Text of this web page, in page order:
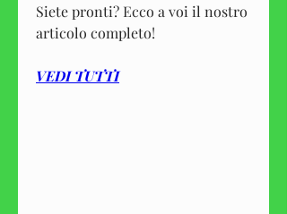
Siete pronti? Ecco a voi il nostro
articolo completo!
VEDI TUTTI